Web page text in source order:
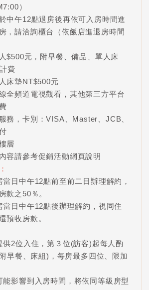
）
中午12點退房後再依可入房時間進
，請洽詢櫃台（依飯店進退房時間
$500元，附早餐、備品、單人床
計費
床墊NT$500元
全頻道電視觀看，其他第三方平台
務，卡別：VISA、Master、JCB、
層
容請參考促銷活動網頁說明
當日中午12點前至前二日辦理解約，
款之50％。
當日中午12點後辦理解約，視同住
預收房款。
供2位入住，第３位(訪客)起每人酌
早餐、床組)，每房最多四位、限加
能影響到入房時間，將依同等級房型